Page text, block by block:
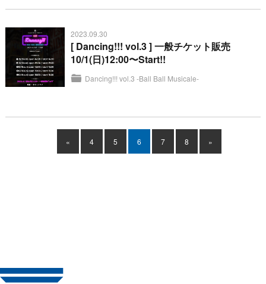
2023.09.30
[ Dancing!!! vol.3 ] 一般チケット販売
10/1(日)12:00〜Start!!
Dancing!!! vol.3 -Ball Ball Musicale-
« 4 5 6 7 8 »